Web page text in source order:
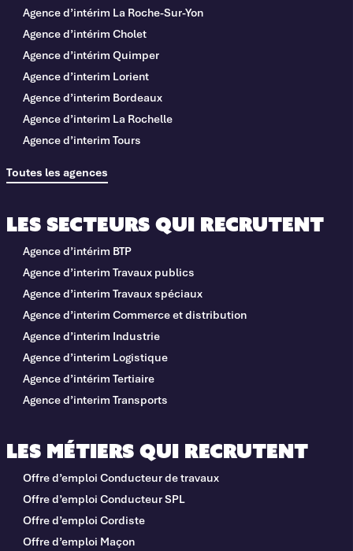
Agence d’intérim La Roche-Sur-Yon
Agence d’intérim Cholet
Agence d’intérim Quimper
Agence d’interim Lorient
Agence d’interim Bordeaux
Agence d’interim La Rochelle
Agence d’interim Tours
Toutes les agences
Les métiers qui recrutent
Offre d’emploi Conducteur de travaux
Offre d’emploi Conducteur SPL
Offre d’emploi Cordiste
Offre d’emploi Maçon
Les secteurs qui recrutent
Agence d’intérim BTP
Agence d’interim Travaux publics
Agence d’interim Travaux spéciaux
Agence d’interim Commerce et distribution
Agence d’interim Industrie
Agence d’interim Logistique
Agence d’intérim Tertiaire
Agence d’interim Transports